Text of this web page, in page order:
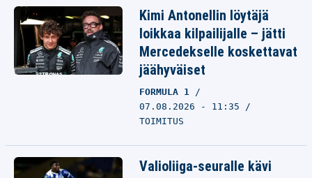
Kimi Antonellin löytäjä
loikkaa kilpailijalle – jätti
Mercedekselle koskettavat
jäähyväiset
FORMULA 1
07.08.2026 - 11:35
TOIMITUS
Valioliiga-seuralle kävi